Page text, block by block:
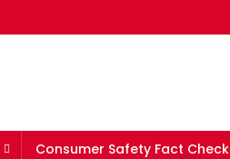
Consumer Safety Fact Check